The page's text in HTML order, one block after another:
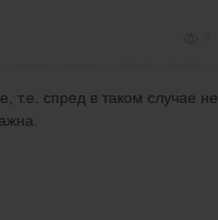
т.е. спред в таком случае не